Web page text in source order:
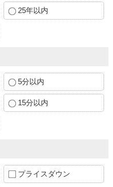
25年以内
5分以内
15分以内
プライスダウン